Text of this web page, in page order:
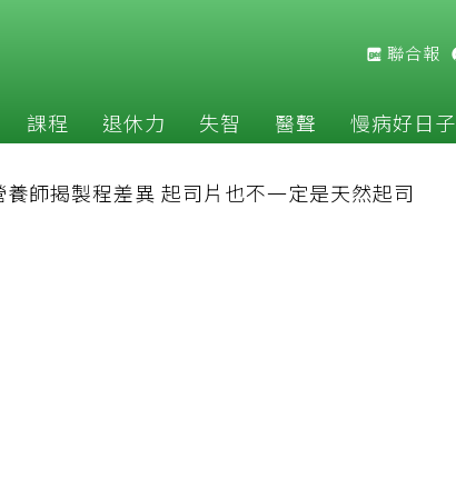
聯合報
課程 退休力 失智 醫聲 慢病好日子
師揭製程差異 起司片也不一定是天然起司